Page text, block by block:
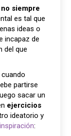
siempre
es tal que
ideas o
incapaz de
del que
partirse
sacar un
ejercicios
ideatorio y
: